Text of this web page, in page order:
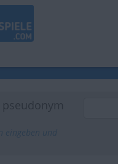
pseudonym